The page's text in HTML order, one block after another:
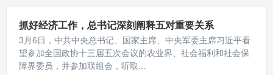
抓好经济工作，总书记深刻阐释五对重要关系
3月6日，中共中央总书记、国家主席、中央军委主席习近平看
望参加全国政协十三届五次会议的农业界、社会福利和社会保
障界委员，并参加联组会，听取...